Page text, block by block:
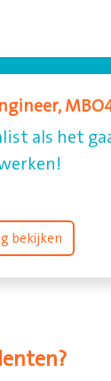
MBO
bekijken